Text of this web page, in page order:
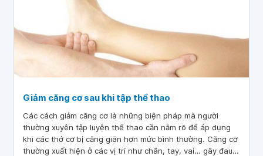
Giảm căng cơ sau khi tập thể thao
Các cách giảm căng cơ là những biện pháp mà người
thường xuyên tập luyện thể thao cần nắm rõ để áp dụng
khi các thớ cơ bị căng giãn hơn mức bình thường. Căng cơ
thường xuất hiện ở các vị trí như chân, tay, vai… gây đau,